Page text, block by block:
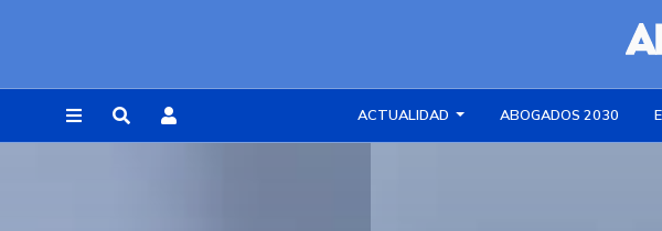
ACTUALIDAD ABOGADOS 2030